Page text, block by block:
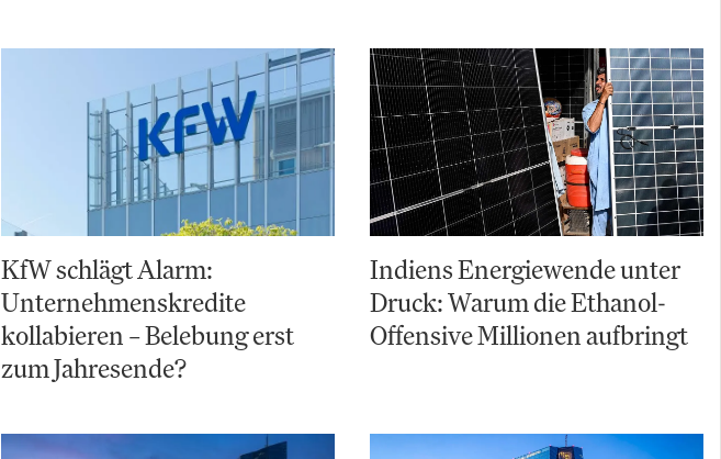
KfW schlägt Alarm:
Unternehmenskredite
kollabieren – Belebung erst
zum Jahresende?
Indiens Energiewende unter
Druck: Warum die Ethanol-
Offensive Millionen aufbringt